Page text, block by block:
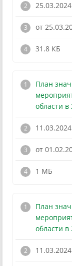
25.03.2024
от
31.8 КБ
План
области в
11.03.2024
от
1 МБ
План
области в
11.03.2024